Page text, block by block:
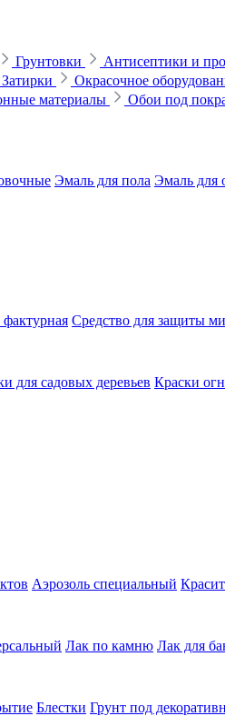
Грунтовки Антисептики и
Затирки Окрасочное
материалы Обои под
Эмаль для пола Эмаль для
Средство для защиты
для садовых деревьев Краски
Аэрозоль специальный
Лак по камню Лак для
Блестки Грунт под